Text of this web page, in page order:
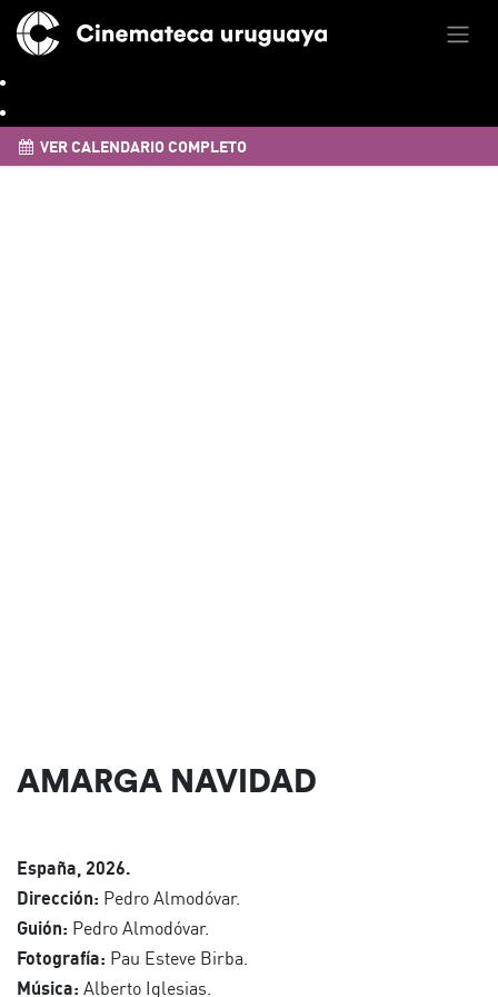
VER CALENDARIO COMPLETO
AMARGA NAVIDAD
España, 2026.
Dirección: Pedro Almodóvar.
Guión: Pedro Almodóvar.
Fotografía: Pau Esteve Birba.
Música: Alberto Iglesias.